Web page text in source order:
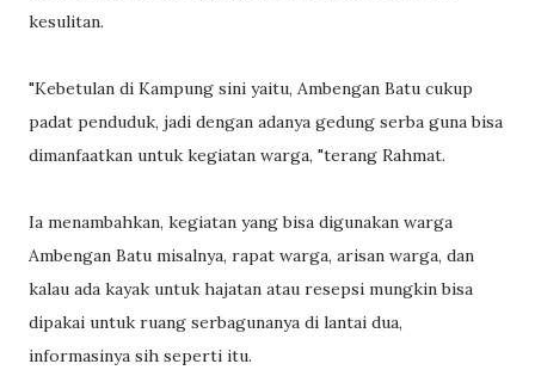
kesulitan.
"Kebetulan di Kampung sini yaitu, Ambengan Batu cukup
padat penduduk, jadi dengan adanya gedung serba guna bisa
dimanfaatkan untuk kegiatan warga, "terang Rahmat.
Ia menambahkan, kegiatan yang bisa digunakan warga
Ambengan Batu misalnya, rapat warga, arisan warga, dan
kalau ada kayak untuk hajatan atau resepsi mungkin bisa
dipakai untuk ruang serbagunanya di lantai dua,
informasinya sih seperti itu.